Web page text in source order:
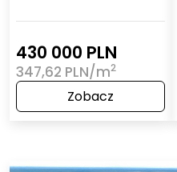
430 000 PLN
347,62 PLN/m2
Zobacz